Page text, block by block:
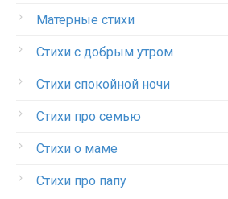
Матерные стихи
Стихи с добрым утром
Стихи спокойной ночи
Стихи про семью
Стихи о маме
Стихи про папу